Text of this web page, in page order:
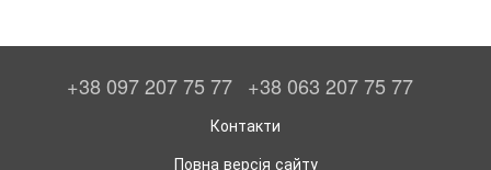
+38 097 207 75 77 +38 063 207 75 77
Контакти
Повна версія сайту